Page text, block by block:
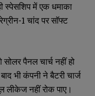
स्पेसशिप में एक धमाका
1 चांद पर सॉफ्ट
पैनल चार्च नहीं हो
भी कंपनी ने बैटरी चार्ज
लीकेज नहीं रोक पाए।